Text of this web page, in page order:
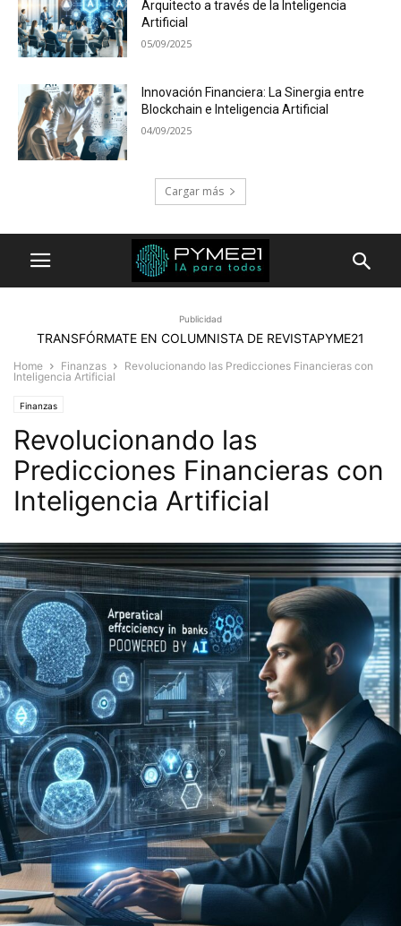
Arquitecto a través de la Inteligencia
Artificial
05/09/2025
Innovación Financiera: La Sinergia entre
Blockchain e Inteligencia Artificial
04/09/2025
Cargar más